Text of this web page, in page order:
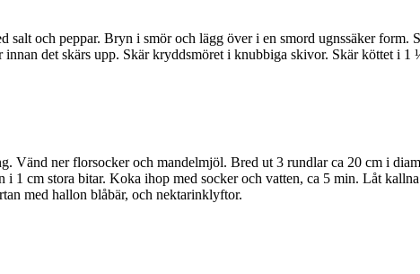
och peppar. Bryn i smör och lägg över i en smord ugnssäker form.
det skärs upp. Skär kryddsmöret i knubbiga skivor. Skär köttet i
Vänd ner florsocker och mandelmjöl. Bred ut 3 rundlar ca 20 cm i
i 1 cm stora bitar. Koka ihop med socker och vatten, ca 5 min. Låt
med hallon blåbär, och nektarinklyftor.